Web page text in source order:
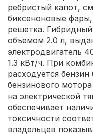
ребристый капот,
биксеноновые
решетка.
объемом 2.0 л,
электродвигатель
1.3 кВт/ч. При
расходуется
бензинового
на электрической
обеспечивает
токсичности
владельцев